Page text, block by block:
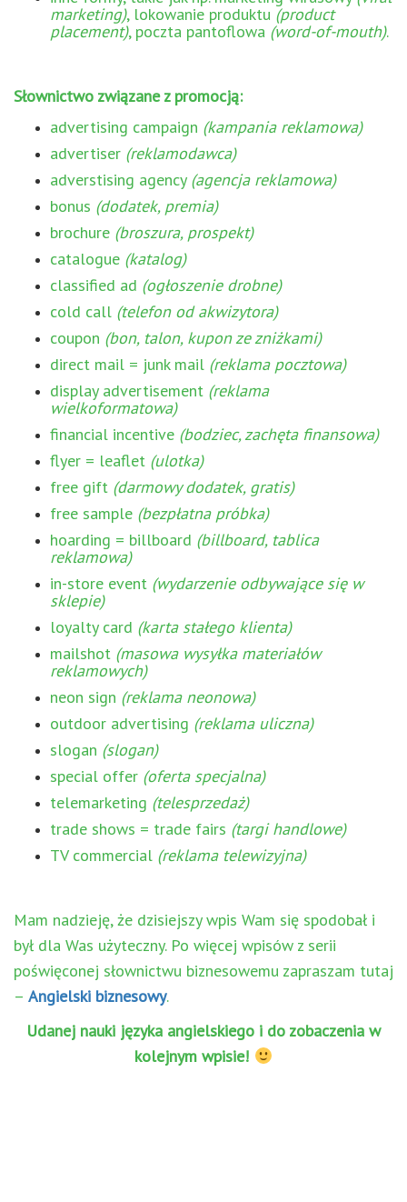
marketing), lokowanie produktu (product
placement), poczta pantoflowa (word-of-mouth).
Słownictwo związane z promocją:
advertising campaign (kampania reklamowa)
advertiser (reklamodawca)
adverstising agency (agencja reklamowa)
bonus (dodatek, premia)
brochure (broszura, prospekt)
catalogue (katalog)
classified ad (ogłoszenie drobne)
cold call (telefon od akwizytora)
coupon (bon, talon, kupon ze zniżkami)
direct mail = junk mail (reklama pocztowa)
display advertisement (reklama
wielkoformatowa)
financial incentive (bodziec, zachęta finansowa)
flyer = leaflet (ulotka)
free gift (darmowy dodatek, gratis)
free sample (bezpłatna próbka)
hoarding = billboard (billboard, tablica
reklamowa)
in-store event (wydarzenie odbywające się w
sklepie)
loyalty card (karta stałego klienta)
mailshot (masowa wysyłka materiałów
reklamowych)
neon sign (reklama neonowa)
outdoor advertising (reklama uliczna)
slogan (slogan)
special offer (oferta specjalna)
telemarketing (telesprzedaż)
trade shows = trade fairs (targi handlowe)
TV commercial (reklama telewizyjna)
Mam nadzieję, że dzisiejszy wpis Wam się spodobał i
był dla Was użyteczny. Po więcej wpisów z serii
poświęconej słownictwu biznesowemu zapraszam tutaj
– Angielski biznesowy.
Udanej nauki języka angielskiego i do zobaczenia w
kolejnym wpisie!